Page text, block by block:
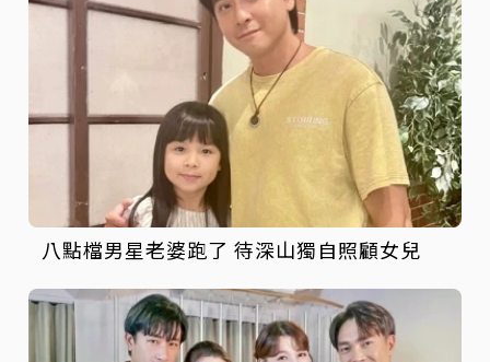
八點檔男星老婆跑了 待深山獨自照顧女兒